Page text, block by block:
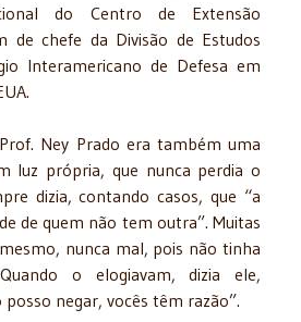
do Centro de Extensão
de chefe da Divisão de Estudos
Interamericano de Defesa em
Ney Prado era também uma
luz própria, que nunca perdia o
dizia, contando casos, que “a
de quem não tem outra”. Muitas
nunca mal, pois não tinha
o elogiavam, dizia ele,
negar, vocês têm razão”.